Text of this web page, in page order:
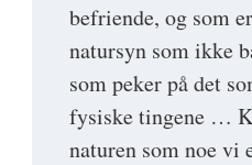
befriende, og som
natursyn som ikke
som peker på det
fysiske tingene …
naturen som noe vi